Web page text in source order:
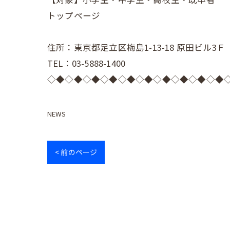
トップページ
住所：東京都足立区梅島1-13-18 原田ビル3Ｆ
TEL：03-5888-1400
NEWS
< 前のページ